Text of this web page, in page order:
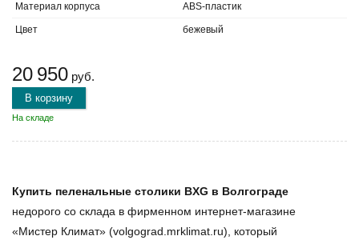
Материал корпуса ABS-пластик
Цвет бежевый
20 950 руб.
В корзину
На складе
Купить пеленальные столики BXG в Волгограде
недорого со склада в фирменном интернет-магазине
«Мистер Климат» (volgograd.mrklimat.ru), который